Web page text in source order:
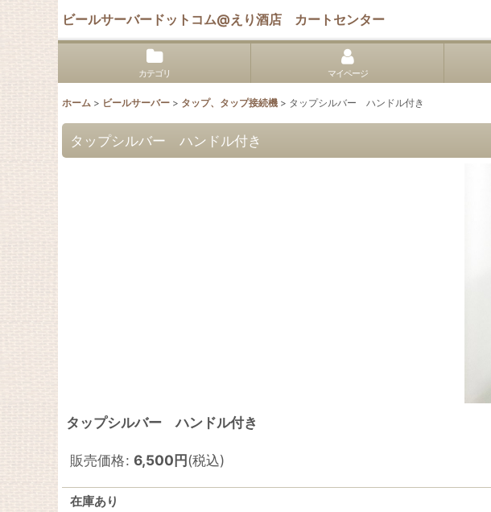
ビールサーバードットコム@えり酒店 カートセンター
カテゴリ マイページ
ホーム > ビールサーバー > タップ、タップ接続機 > タップシルバー ハンドル付き
タップシルバー ハンドル付き
タップシルバー ハンドル付き
販売価格: 6,500円(税込)
在庫あり